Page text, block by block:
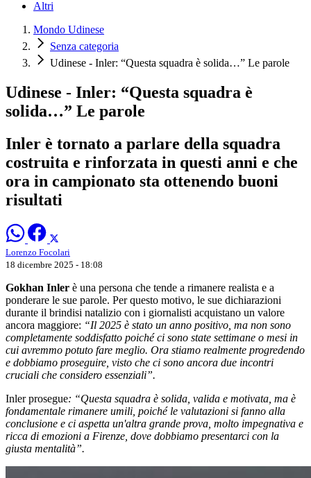
Altri
Mondo Udinese
Senza categoria
Udinese - Inler: “Questa squadra è solida…” Le parole
Udinese - Inler: “Questa squadra è
solida…” Le parole
Inler è tornato a parlare della squadra
costruita e rinforzata in questi anni e che
ora in campionato sta ottenendo buoni
risultati
Lorenzo Focolari
18 dicembre 2025 - 18:08
Gokhan Inler è una persona che tende a rimanere realista e a
ponderare le sue parole. Per questo motivo, le sue dichiarazioni
durante il brindisi natalizio con i giornalisti acquistano un valore
ancora maggiore: “Il 2025 è stato un anno positivo, ma non sono
completamente soddisfatto poiché ci sono state settimane o mesi in
cui avremmo potuto fare meglio. Ora stiamo realmente progredendo
e dobbiamo proseguire, visto che ci sono ancora due incontri
cruciali che considero essenziali”.
Inler prosegue: “Questa squadra è solida, valida e motivata, ma è
fondamentale rimanere umili, poiché le valutazioni si fanno alla
conclusione e ci aspetta un'altra grande prova, molto impegnativa e
ricca di emozioni a Firenze, dove dobbiamo presentarci con la
giusta mentalità”.